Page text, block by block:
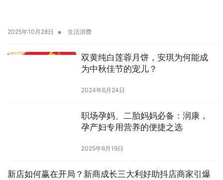
2025年10月28日 • 生活消费
双黄纯白莲蓉月饼，安琪为何能成
为中秋佳节的宠儿？
2024年6月24日
职场孕妈、二胎妈妈必备：润康，
孕产妇专用营养的便捷之选
2025年6月19日
新店如何赢在开局？新商成长三大利好助抖店商家引爆